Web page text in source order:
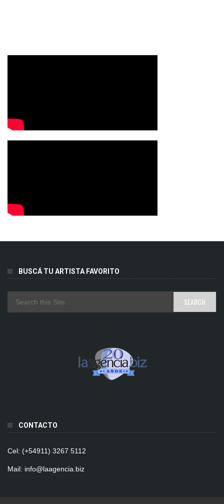
BUSCÁ TU ARTISTA FAVORITO
CONTACTO
Cel: (+54911) 3267 5112
Mail: info@laagencia.biz